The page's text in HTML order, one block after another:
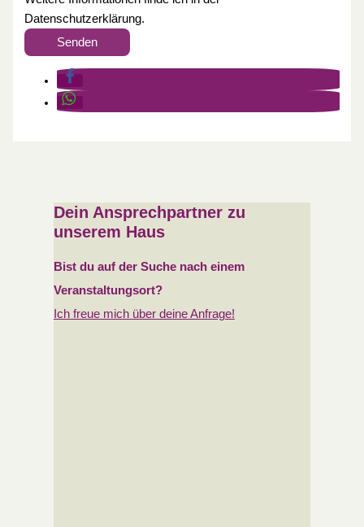
Datenschutzerklärung.
Senden
Dein Ansprechpartner zu
unserem Haus
Bist du auf der Suche nach einem
Veranstaltungsort?
Ich freue mich über deine Anfrage!